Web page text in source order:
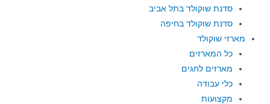
סדנת שוקולד בתל אביב
סדנת שוקולד בחיפה
מארזי שוקולד
כל המארזים
מארזים לחגים
כלי עבודה
מקצועות